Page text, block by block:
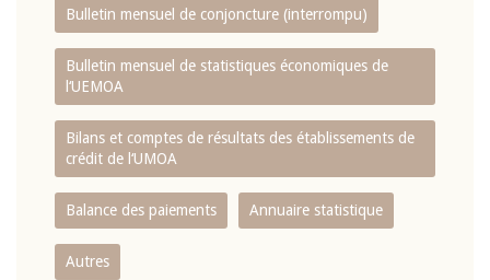
Bulletin mensuel de conjoncture (interrompu)
Bulletin mensuel de statistiques économiques de
l‘UEMOA
Bilans et comptes de résultats des établissements de
crédit de l‘UMOA
Balance des paiements Annuaire statistique
Autres